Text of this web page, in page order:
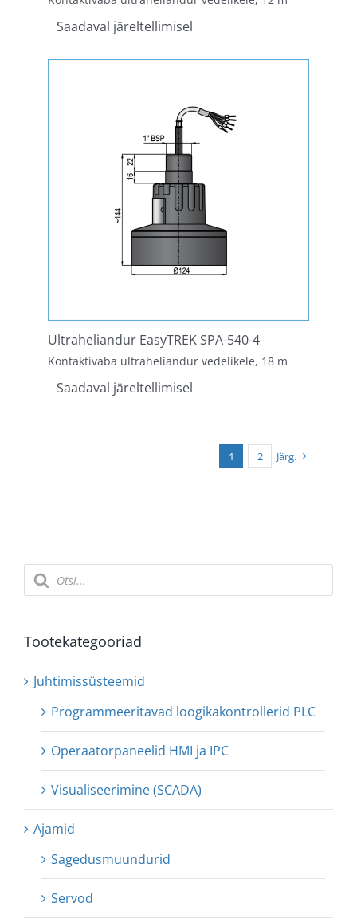
Saadaval järeltellimisel
Ultraheliandur EasyTREK SPA-540-4
Kontaktivaba ultraheliandur vedelikele, 18 m
Saadaval järeltellimisel
1 2 Järg.
Products
search
Tootekategooriad
Juhtimissüsteemid
Programmeeritavad loogikakontrollerid PLC
Operaatorpaneelid HMI ja IPC
Visualiseerimine (SCADA)
Ajamid
Sagedusmuundurid
Servod